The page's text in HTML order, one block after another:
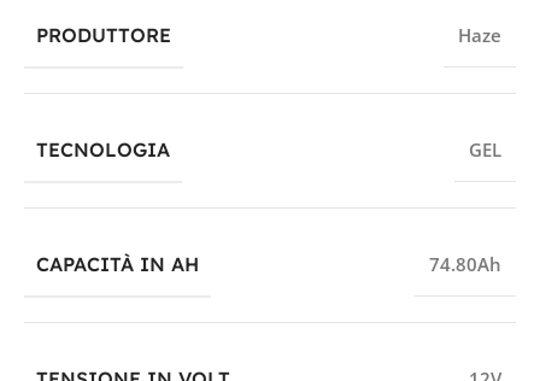
PRODUTTORE Haze
TECNOLOGIA GEL
CAPACITÀ IN AH 74.80Ah